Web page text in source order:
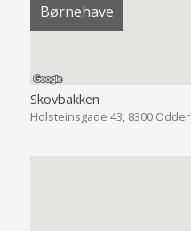
Børnehave
Skovbakken
Holsteinsgade 43, 8300 Odder